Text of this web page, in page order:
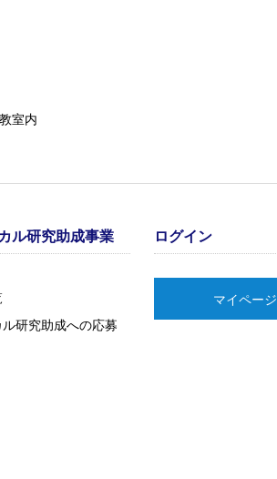
室内
ル研究助成事業
ル研究助成への応募
ログイン
マイページ